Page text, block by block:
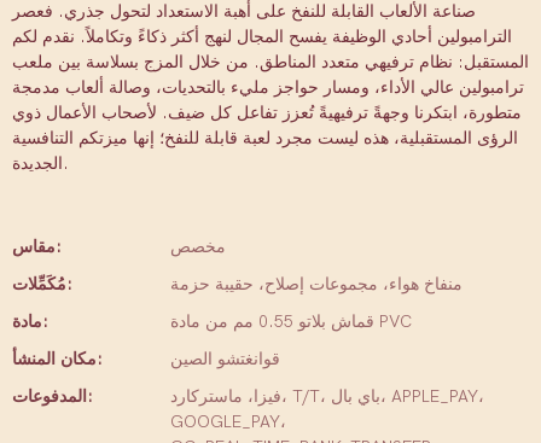
صناعة الألعاب القابلة للنفخ على أهبة الاستعداد لتحول جذري. فعصر
الترامبولين أحادي الوظيفة يفسح المجال لنهج أكثر ذكاءً وتكاملاً. نقدم لكم
المستقبل: نظام ترفيهي متعدد المناطق. من خلال المزج بسلاسة بين ملعب
ترامبولين عالي الأداء، ومسار حواجز مليء بالتحديات، وصالة ألعاب مدمجة
متطورة، ابتكرنا وجهةً ترفيهيةً تُعزز تفاعل كل ضيف. لأصحاب الأعمال ذوي
الرؤى المستقبلية، هذه ليست مجرد لعبة قابلة للنفخ؛ إنها ميزتكم التنافسية
الجديدة.
مقاس:
مخصص
مُكَمِّلات:
منفاخ هواء، مجموعات إصلاح، حقيبة حزمة
مادة:
قماش بلاتو 0.55 مم من مادة PVC
مكان المنشأ:
قوانغتشو الصين
المدفوعات:
فيزا، ماستركارد، T/T، باي بال، APPLE_PAY،
GOOGLE_PAY،